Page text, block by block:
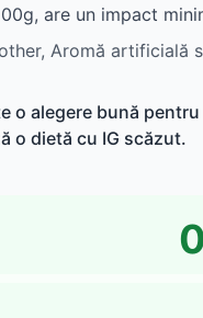
are un impact
Aromă artificială
o alegere bună
o dietă cu IG scăzut.
0